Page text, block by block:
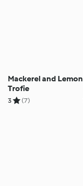
Mackerel and Lemon
Trofie
3 (7)